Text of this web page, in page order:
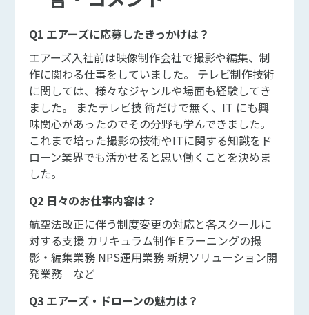
Q1 エアーズに応募したきっかけは？
エアーズ入社前は映像制作会社で撮影や編集、制
作に関わる仕事をしていました。 テレビ制作技術
に関しては、様々なジャンルや場面も経験してき
ました。 またテレビ技 術だけで無く、IT にも興
味関心があったのでその分野も学んできました。
これまで培った撮影の技術やITに関する知識をド
ローン業界でも活かせると思い働くことを決めま
した。
Q2 日々のお仕事内容は？
航空法改正に伴う制度変更の対応と各スクールに
対する支援 カリキュラム制作 Eラーニングの撮
影・編集業務 NPS運用業務 新規ソリューション開
発業務 など
Q3 エアーズ・ドローンの魅力は？